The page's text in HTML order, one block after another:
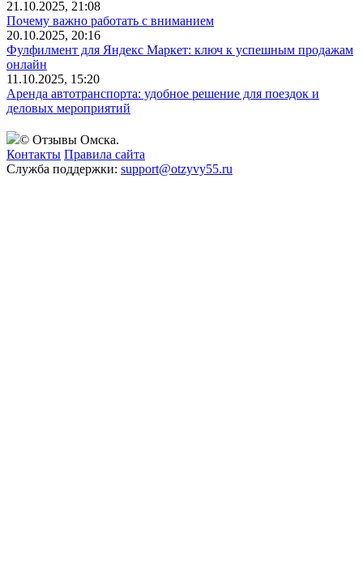
21.10.2025, 21:08
Почему важно работать с вниманием
20.10.2025, 20:16
Фулфилмент для Яндекс Маркет: ключ к успешным продажам
онлайн
11.10.2025, 15:20
Аренда автотранспорта: удобное решение для поездок и
деловых мероприятий
© Отзывы Омска.
Контакты Правила сайта
Служба поддержки: support@otzyvy55.ru